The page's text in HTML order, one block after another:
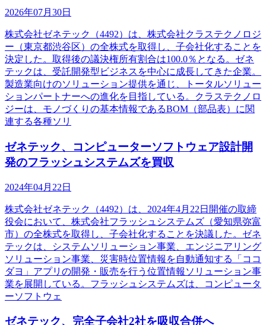
2026年07月30日
株式会社ゼネテック（4492）は、株式会社クラステクノロジ
ー（東京都渋谷区）の全株式を取得し、子会社化することを
決定した。取得後の議決権所有割合は100.0％となる。ゼネ
テックは、受託開発型ビジネスを中心に成長してきた企業。
製造業向けのソリューション提供を通じ、トータルソリュー
ションパートナーへの進化を目指している。クラステクノロ
ジーは、モノづくりの基本情報であるBOM（部品表）に関
連する各種ソリ
ゼネテック、コンピューターソフトウェア設計開
発のフラッシュシステムズを買収
2024年04月22日
株式会社ゼネテック（4492）は、2024年4月22日開催の取締
役会において、株式会社フラッシュシステムズ（愛知県弥富
市）の全株式を取得し、子会社化することを決議した。ゼネ
テックは、システムソリューション事業、エンジニアリング
ソリューション事業、災害時位置情報を自動通知する「ココ
ダヨ」アプリの開発・販売を行う位置情報ソリューション事
業を展開している。フラッシュシステムズは、コンピュータ
ーソフトウェ
ゼネテック、完全子会社2社を吸収合併へ